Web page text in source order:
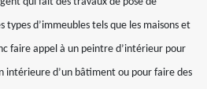
types d’immeubles tels que les maisons et
faire appel à un peintre d’intérieur pour
intérieure d’un bâtiment ou pour faire des